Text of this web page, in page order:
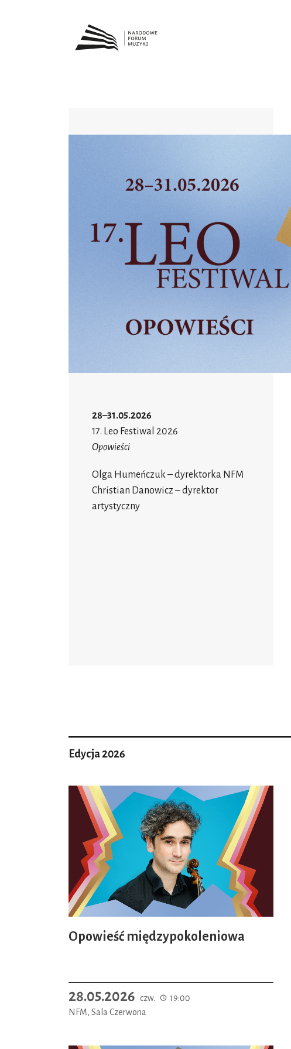
28–31.05.2026
17. Leo Festiwal 2026
Opowieści
Olga Humeńczuk – dyrektorka NFM
Christian Danowicz – dyrektor
artystyczny
Edycja 2026
Opowieść międzypokoleniowa
28.05.2026 czw.
19:00
NFM, Sala Czerwona